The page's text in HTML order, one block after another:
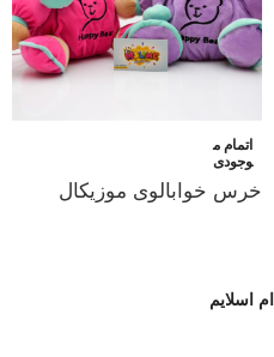
اتمام م
وجودی
خرس خوابالوی موزیکال
ام اسلایم